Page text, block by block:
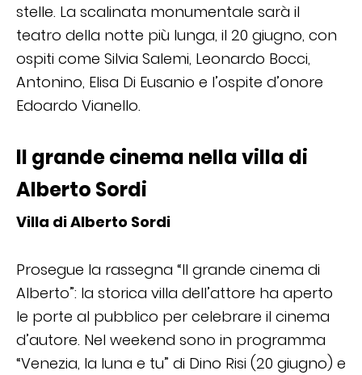
stelle. La scalinata monumentale sarà il
teatro della notte più lunga, il 20 giugno, con
ospiti come Silvia Salemi, Leonardo Bocci,
Antonino, Elisa Di Eusanio e l’ospite d’onore
Edoardo Vianello.
Il grande cinema nella villa di
Alberto Sordi
Villa di Alberto Sordi
Prosegue la rassegna “Il grande cinema di
Alberto”: la storica villa dell’attore ha aperto
le porte al pubblico per celebrare il cinema
d’autore. Nel weekend sono in programma
“Venezia, la luna e tu” di Dino Risi (20 giugno) e